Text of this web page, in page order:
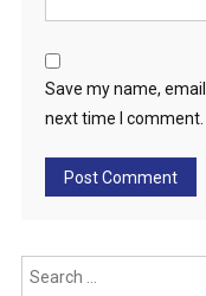
Save my name,
next time I comment.